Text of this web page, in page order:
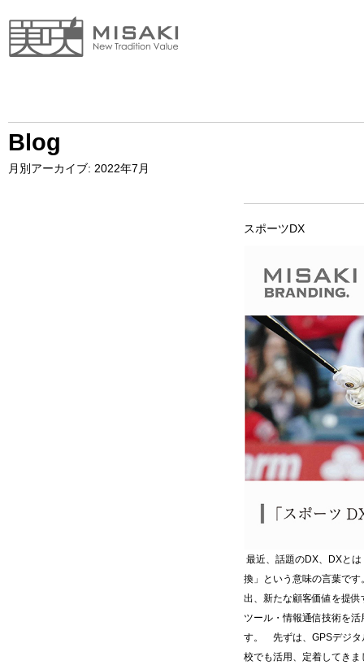
Blog
月別アーカイブ: 2022年7月
スポーツDX
最近、話題のDX、DXと
換」という意味の言葉で
出、新たな顧客価値を提
ツール・情報通信技術を
す。 先ずは、GPSデジタ
校でも活用、定着してき